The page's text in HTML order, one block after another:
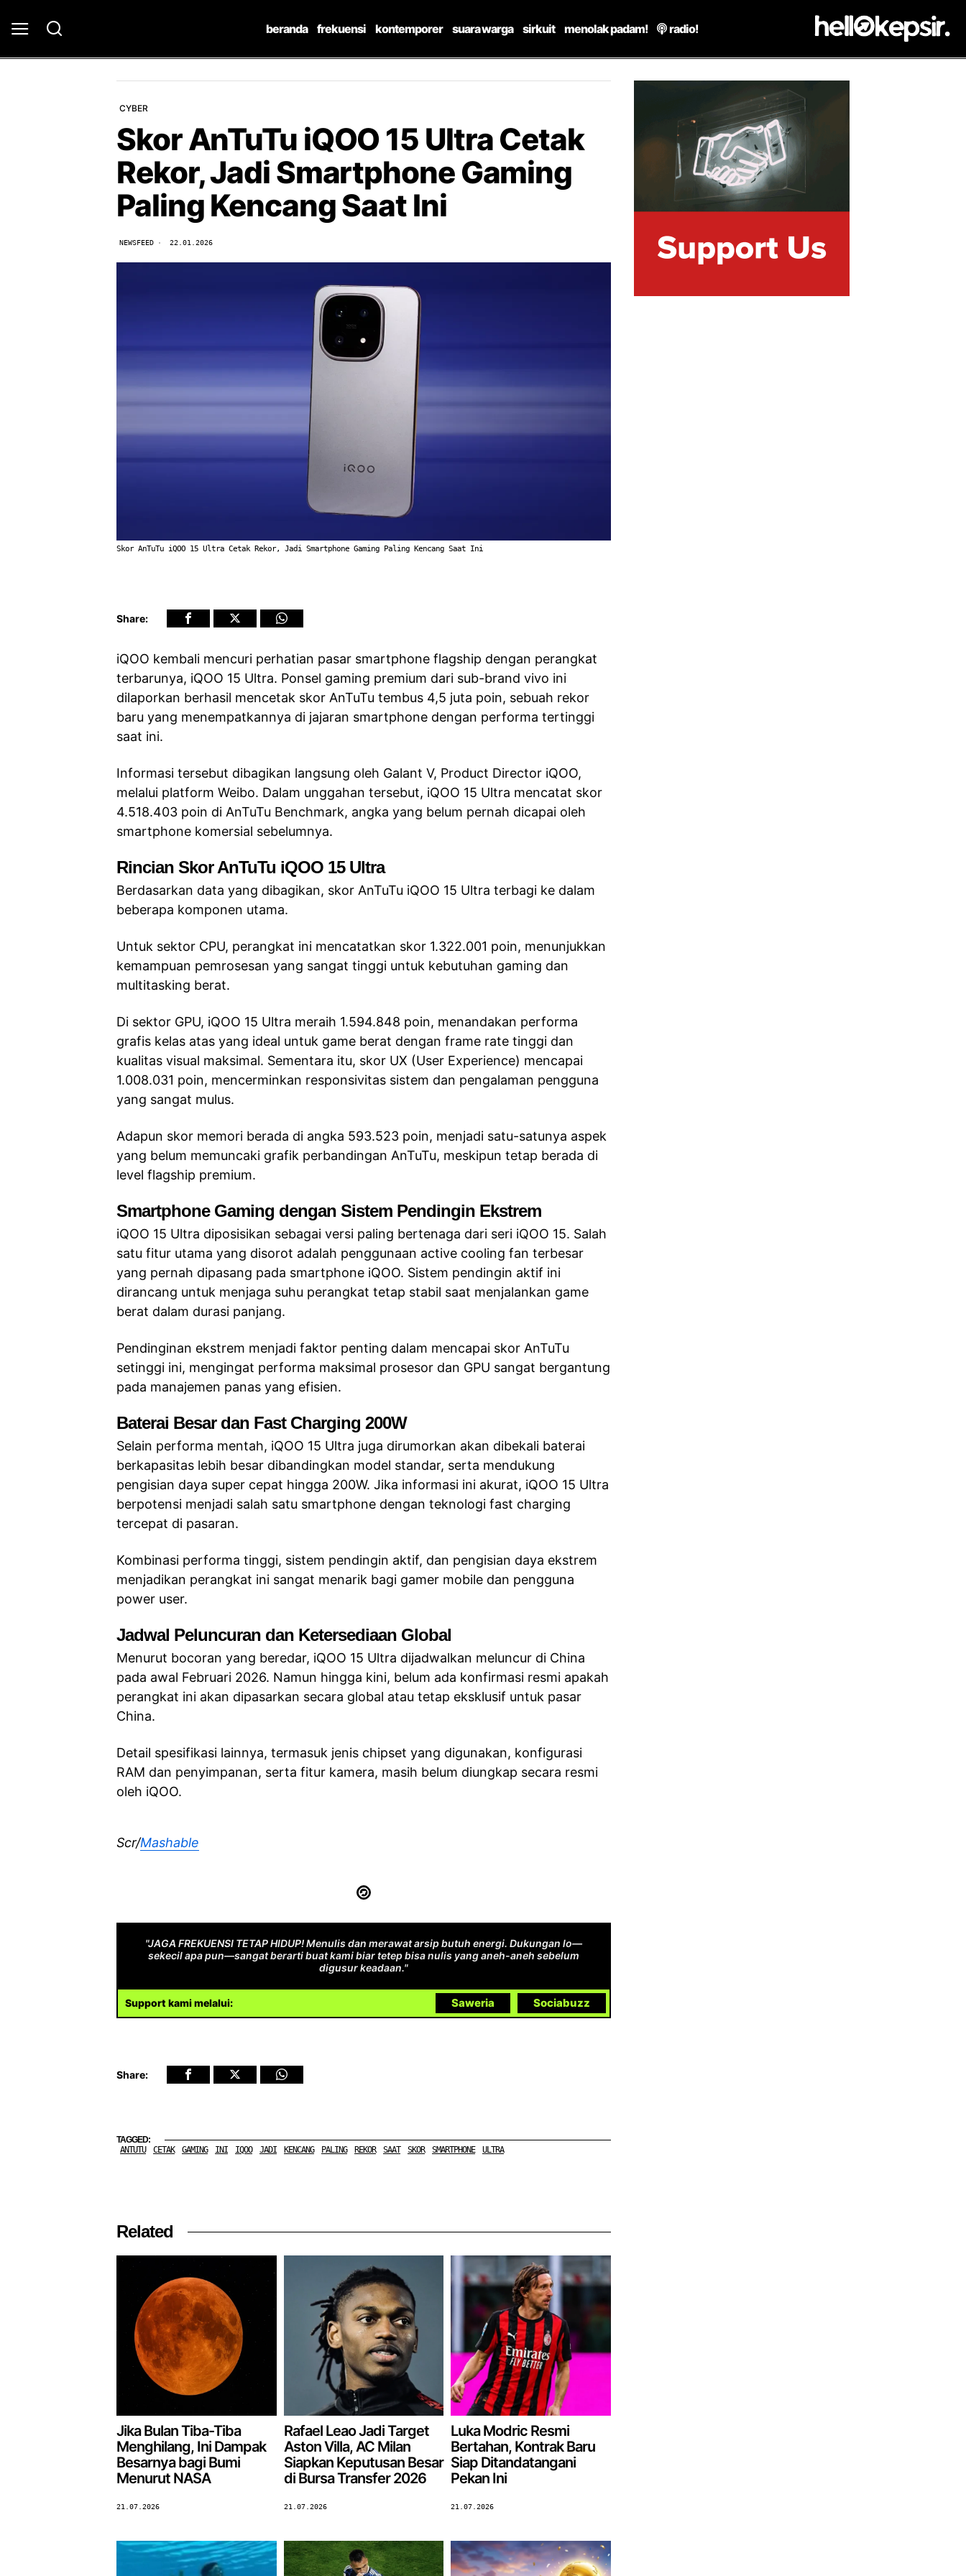
beranda frekuensi kontemporer suara warga sirkuit menolak padam! radio!
CYBER
Skor AnTuTu iQOO 15 Ultra Cetak
Rekor, Jadi Smartphone Gaming
Paling Kencang Saat Ini
NEWSFEED 22.01.2026
Skor AnTuTu iQOO 15 Ultra Cetak Rekor, Jadi Smartphone Gaming Paling Kencang Saat Ini
Share:
iQOO kembali mencuri perhatian pasar smartphone flagship dengan perangkat
terbarunya, iQOO 15 Ultra. Ponsel gaming premium dari sub-brand vivo ini
dilaporkan berhasil mencetak skor AnTuTu tembus 4,5 juta poin, sebuah rekor
baru yang menempatkannya di jajaran smartphone dengan performa tertinggi
saat ini.
Informasi tersebut dibagikan langsung oleh Galant V, Product Director iQOO,
melalui platform Weibo. Dalam unggahan tersebut, iQOO 15 Ultra mencatat skor
4.518.403 poin di AnTuTu Benchmark, angka yang belum pernah dicapai oleh
smartphone komersial sebelumnya.
Rincian Skor AnTuTu iQOO 15 Ultra
Berdasarkan data yang dibagikan, skor AnTuTu iQOO 15 Ultra terbagi ke dalam
beberapa komponen utama.
Untuk sektor CPU, perangkat ini mencatatkan skor 1.322.001 poin, menunjukkan
kemampuan pemrosesan yang sangat tinggi untuk kebutuhan gaming dan
multitasking berat.
Di sektor GPU, iQOO 15 Ultra meraih 1.594.848 poin, menandakan performa
grafis kelas atas yang ideal untuk game berat dengan frame rate tinggi dan
kualitas visual maksimal. Sementara itu, skor UX (User Experience) mencapai
1.008.031 poin, mencerminkan responsivitas sistem dan pengalaman pengguna
yang sangat mulus.
Adapun skor memori berada di angka 593.523 poin, menjadi satu-satunya aspek
yang belum memuncaki grafik perbandingan AnTuTu, meskipun tetap berada di
level flagship premium.
Smartphone Gaming dengan Sistem Pendingin Ekstrem
iQOO 15 Ultra diposisikan sebagai versi paling bertenaga dari seri iQOO 15. Salah
satu fitur utama yang disorot adalah penggunaan active cooling fan terbesar
yang pernah dipasang pada smartphone iQOO. Sistem pendingin aktif ini
dirancang untuk menjaga suhu perangkat tetap stabil saat menjalankan game
berat dalam durasi panjang.
Pendinginan ekstrem menjadi faktor penting dalam mencapai skor AnTuTu
setinggi ini, mengingat performa maksimal prosesor dan GPU sangat bergantung
pada manajemen panas yang efisien.
Baterai Besar dan Fast Charging 200W
Selain performa mentah, iQOO 15 Ultra juga dirumorkan akan dibekali baterai
berkapasitas lebih besar dibandingkan model standar, serta mendukung
pengisian daya super cepat hingga 200W. Jika informasi ini akurat, iQOO 15 Ultra
berpotensi menjadi salah satu smartphone dengan teknologi fast charging
tercepat di pasaran.
Kombinasi performa tinggi, sistem pendingin aktif, dan pengisian daya ekstrem
menjadikan perangkat ini sangat menarik bagi gamer mobile dan pengguna
power user.
Jadwal Peluncuran dan Ketersediaan Global
Menurut bocoran yang beredar, iQOO 15 Ultra dijadwalkan meluncur di China
pada awal Februari 2026. Namun hingga kini, belum ada konfirmasi resmi apakah
perangkat ini akan dipasarkan secara global atau tetap eksklusif untuk pasar
China.
Detail spesifikasi lainnya, termasuk jenis chipset yang digunakan, konfigurasi
RAM dan penyimpanan, serta fitur kamera, masih belum diungkap secara resmi
oleh iQOO.
Scr/Mashable
"JAGA FREKUENSI TETAP HIDUP! Menulis dan merawat arsip butuh energi. Dukungan lo—
sekecil apa pun—sangat berarti buat kami biar tetep bisa nulis yang aneh-aneh sebelum
digusur keadaan."
Support kami melalui: Saweria Sociabuzz
Share:
TAGGED:
ANTUTU
CETAK GAMING INI IQOO JADI KENCANG PALING REKOR SAAT SKOR SMARTPHONE ULTRA
Related
Jika Bulan Tiba-Tiba
Menghilang, Ini Dampak
Besarnya bagi Bumi
Menurut NASA
21.07.2026
Rafael Leao Jadi Target
Aston Villa, AC Milan
Siapkan Keputusan Besar
di Bursa Transfer 2026
21.07.2026
Luka Modric Resmi
Bertahan, Kontrak Baru
Siap Ditandatangani
Pekan Ini
21.07.2026